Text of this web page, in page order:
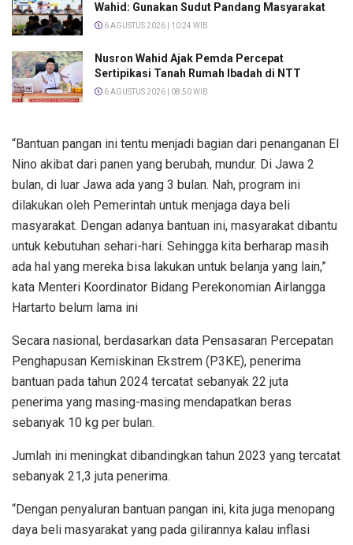
Wahid: Gunakan Sudut Pandang Masyarakat
6 AGUSTUS 2026 | 10:24 WIB
Nusron Wahid Ajak Pemda Percepat
Sertipikasi Tanah Rumah Ibadah di NTT
6 AGUSTUS 2026 | 08:50 WIB
“Bantuan pangan ini tentu menjadi bagian dari penanganan El
Nino akibat dari panen yang berubah, mundur. Di Jawa 2
bulan, di luar Jawa ada yang 3 bulan. Nah, program ini
dilakukan oleh Pemerintah untuk menjaga daya beli
masyarakat. Dengan adanya bantuan ini, masyarakat dibantu
untuk kebutuhan sehari-hari. Sehingga kita berharap masih
ada hal yang mereka bisa lakukan untuk belanja yang lain,”
kata Menteri Koordinator Bidang Perekonomian Airlangga
Hartarto belum lama ini
Secara nasional, berdasarkan data Pensasaran Percepatan
Penghapusan Kemiskinan Ekstrem (P3KE), penerima
bantuan pada tahun 2024 tercatat sebanyak 22 juta
penerima yang masing-masing mendapatkan beras
sebanyak 10 kg per bulan.
Jumlah ini meningkat dibandingkan tahun 2023 yang tercatat
sebanyak 21,3 juta penerima.
“Dengan penyaluran bantuan pangan ini, kita juga menopang
daya beli masyarakat yang pada gilirannya kalau inflasi